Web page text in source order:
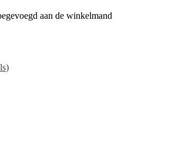
aan de winkelmand
)